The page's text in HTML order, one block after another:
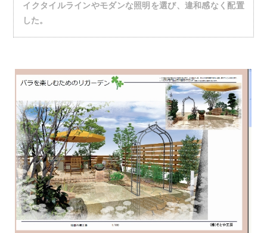
イクタイルラインやモダンな照明を選び、違和感なく配置
した。